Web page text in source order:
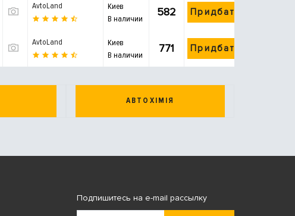
AvtoLand
Киев
В наличии
582 Придбати
AvtoLand
Киев
В наличии
771 Придбати
АВТОХІМІЯ
Подпишитесь на e-mail рассылку